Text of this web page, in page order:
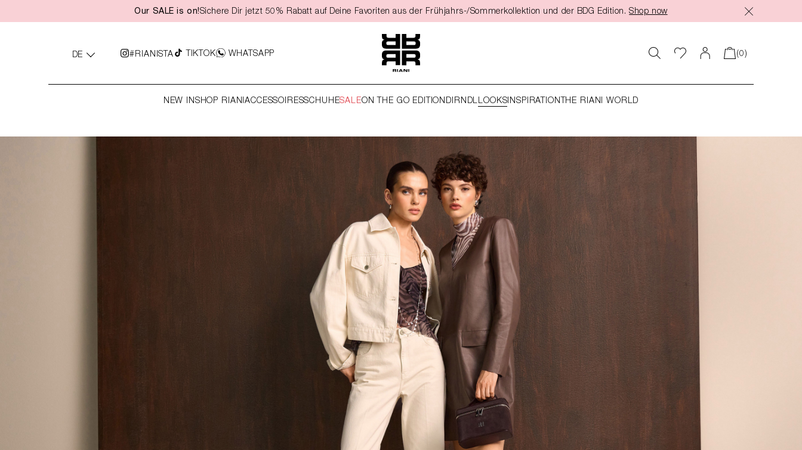
Zur Hauptnavigation springen
Our SALE is on!Sichere Dir jetzt 50% Rabatt auf Deine Favoriten aus der Frühjahrs-/Sommerkollektion und der BDG Edition. Shop now
DE #RIANISTA TIKTOK WHATSAPP (0)
NEW INSHOP RIANIACCESSOIRESSCHUHESALEON THE GO EDITION DIRNDLLOOKSINSPIRATION THE RIANI WORLD